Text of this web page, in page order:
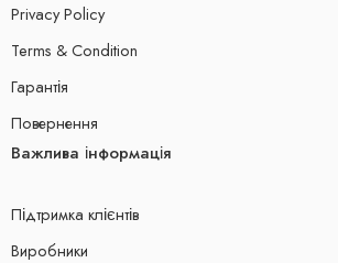
Privacy Policy
Terms & Condition
Гарантія
Повернення
Важлива інформація
Підтримка клієнтів
Виробники